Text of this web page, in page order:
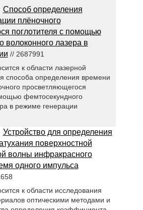
Способ определения
плёночного
поглотителя с помощью
волоконного лазера в
// 2687991
к области лазерной
способа определения времени
просветляющегося
фемтосекундного
в режиме генерации
Устройство для определения
поверхностной
волны инфракрасного
одного импульса
к области исследования
оптическими методами и